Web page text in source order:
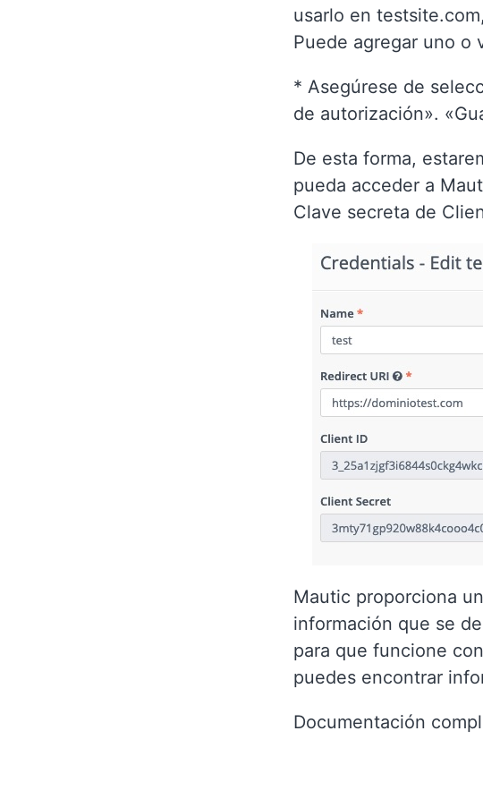
usarlo en
Puede agregar uno o
* Asegúrese de
de autorización».
De esta forma,
pueda acceder a
Clave secreta de
Mautic proporciona
información que se
para que funcione
puedes encontrar
Documentación